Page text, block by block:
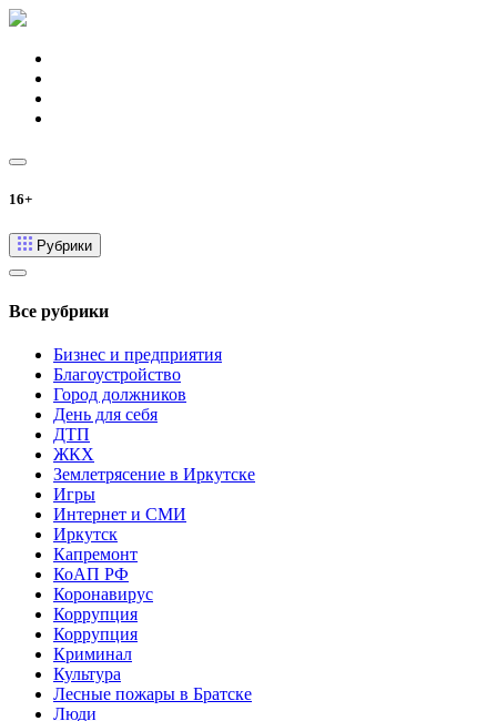
16+
Рубрики
Все рубрики
Бизнес и предприятия
Благоустройство
Город должников
День для себя
ДТП
ЖКХ
Землетрясение в Иркутске
Игры
Интернет и СМИ
Иркутск
Капремонт
КоАП РФ
Коронавирус
Коррупция
Коррупция
Криминал
Культура
Лесные пожары в Братске
Люди